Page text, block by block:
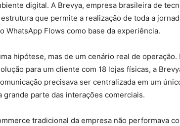
digital. A Brevya, empresa brasileira de
que permite a realização de toda a
WhatsApp Flows como base da experiência.
hipótese, mas de um cenário real de operação.
para um cliente com 18 lojas físicas, a
precisava ser centralizada em um
grande parte das interações comerciais.
tradicional da empresa não performava